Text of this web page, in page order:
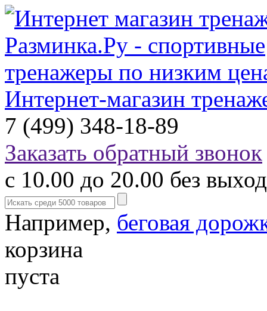
Интернет-магазин
7 (499) 348-18-89
Заказать обратный звонок
с 10.00 до 20.00 без
Например, беговая
корзина
пуста